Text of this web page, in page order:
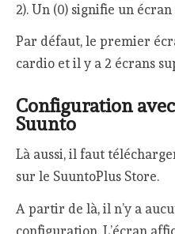
2). Un (0) signifie un
Par défaut, le premier
cardio et il y a 2 écrans
Configuration
Suunto
Là aussi, il faut
sur le SuuntoPlus Store.
A partir de là, il n’y a
configuration. L’écran